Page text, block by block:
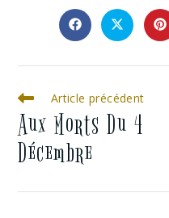
Article précédent
Aux Morts Du 4
Décembre